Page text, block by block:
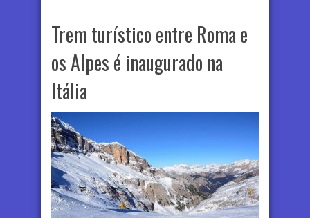
Trem turístico entre Roma e
os Alpes é inaugurado na
Itália